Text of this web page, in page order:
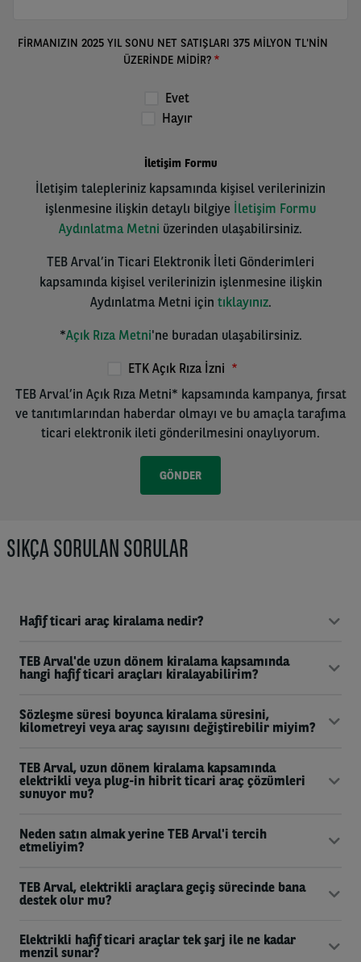
FİRMANIZIN 2025 YIL SONU NET SATIŞLARI 375 MİLYON TL'NİN
ÜZERİNDE MİDİR?
Evet
Hayır
İletişim Formu
İletişim talepleriniz kapsamında kişisel verilerinizin
işlenmesine ilişkin detaylı bilgiye İletişim Formu
Aydınlatma Metni üzerinden ulaşabilirsiniz.
TEB Arval’in Ticari Elektronik İleti Gönderimleri
kapsamında kişisel verilerinizin işlenmesine ilişkin
Aydınlatma Metni için tıklayınız.
*Açık Rıza Metni'ne buradan ulaşabilirsiniz.
ETK Açık Rıza İzni
TEB Arval’in Açık Rıza Metni* kapsamında kampanya, fırsat
ve tanıtımlarından haberdar olmayı ve bu amaçla tarafıma
ticari elektronik ileti gönderilmesini onaylıyorum.
SIKÇA SORULAN SORULAR
Hafif ticari araç kiralama nedir?
TEB Arval'de uzun dönem kiralama kapsamında
hangi hafif ticari araçları kiralayabilirim?
Sözleşme süresi boyunca kiralama süresini,
kilometreyi veya araç sayısını değiştirebilir miyim?
TEB Arval, uzun dönem kiralama kapsamında
elektrikli veya plug-in hibrit ticari araç çözümleri
sunuyor mu?
Neden satın almak yerine TEB Arval'i tercih
etmeliyim?
TEB Arval, elektrikli araçlara geçiş sürecinde bana
destek olur mu?
Elektrikli hafif ticari araçlar tek şarj ile ne kadar
menzil sunar?